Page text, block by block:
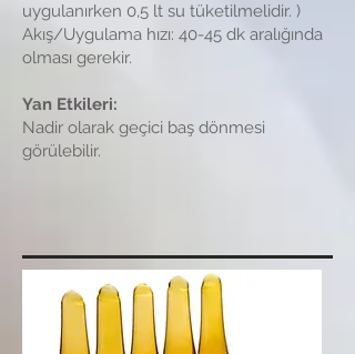
uygulanırken 0,5 lt su tüketilmelidir. )
Akış/Uygulama hızı: 40-45 dk aralığında
olması gerekir.
Yan Etkileri:
Nadir olarak geçici baş dönmesi
görülebilir.